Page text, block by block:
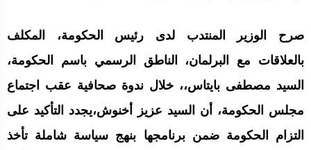
صرح الوزير المنتدب لدى رئيس الحكومة، المكلف
بالعلاقات مع البرلمان، الناطق الرسمي باسم الحكومة،
السيد مصطفى بايتاس،، خلال ندوة صحافية عقب اجتماع
مجلس الحكومة، أن السيد عزيز أخنوش،يجدد التأكيد على
التزام الحكومة ضمن برنامجها بنهج سياسة شاملة تأخذ